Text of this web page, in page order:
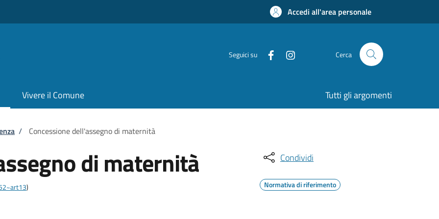
Accedi all'area personale
Seguici su Cerca
Vivere il Comune Tutti gli argomenti
/ Concessione dell'assegno di maternità
di maternità
)
Condividi
Normativa di riferimento